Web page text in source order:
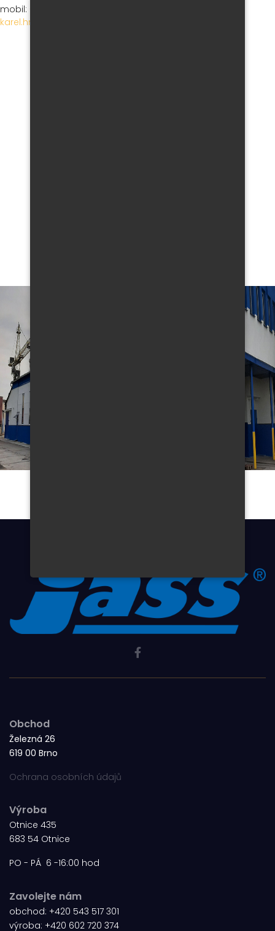
mobil: +420 607 082 033
karel.hnizdil@jassbrno.cz
Obchod
Železná 26
619 00 Brno
Ochrana osobních údajů
Výroba
Otnice 435
683 54 Otnice
PO - PÁ 6 -16:00 hod
Zavolejte nám
obchod: +420 543 517 301
výroba: +420 602 720 374